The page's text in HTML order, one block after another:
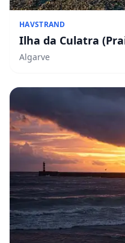
HAVSTRAND
Ilha da Culatra
Algarve